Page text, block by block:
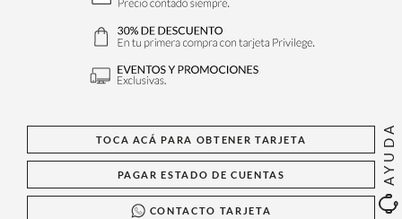
AYUDA
TOCA ACÁ PARA OBTENER TARJETA
PAGAR ESTADO DE CUENTAS
CONTACTO TARJETA